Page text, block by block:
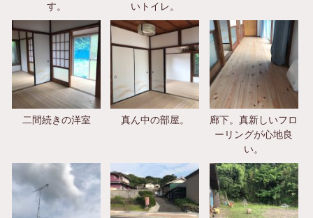
す。
いトイレ。
二間続きの洋室 真ん中の部屋。
廊下。真新しいフロ
ーリングが心地良
い。